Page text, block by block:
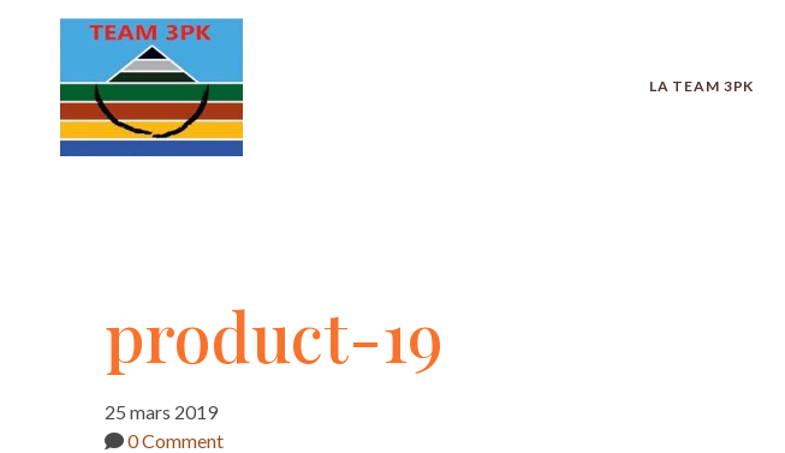
LA TEAM 3PK
product-
19
product-19
25 mars 2019
0 Comment